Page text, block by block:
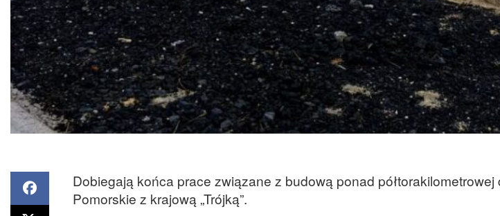
Dobiegają końca prace związane z budową ponad półtorakilometrowej
Pomorskie z krajową „Trójką”.